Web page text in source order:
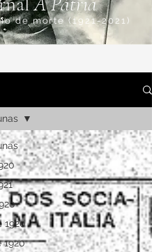
1920
1920
de morte(1921-2021)